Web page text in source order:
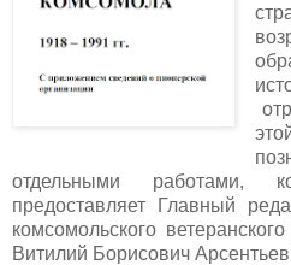
отдельными работами,
предоставляет Главный
комсомольского
Витилий Борисович